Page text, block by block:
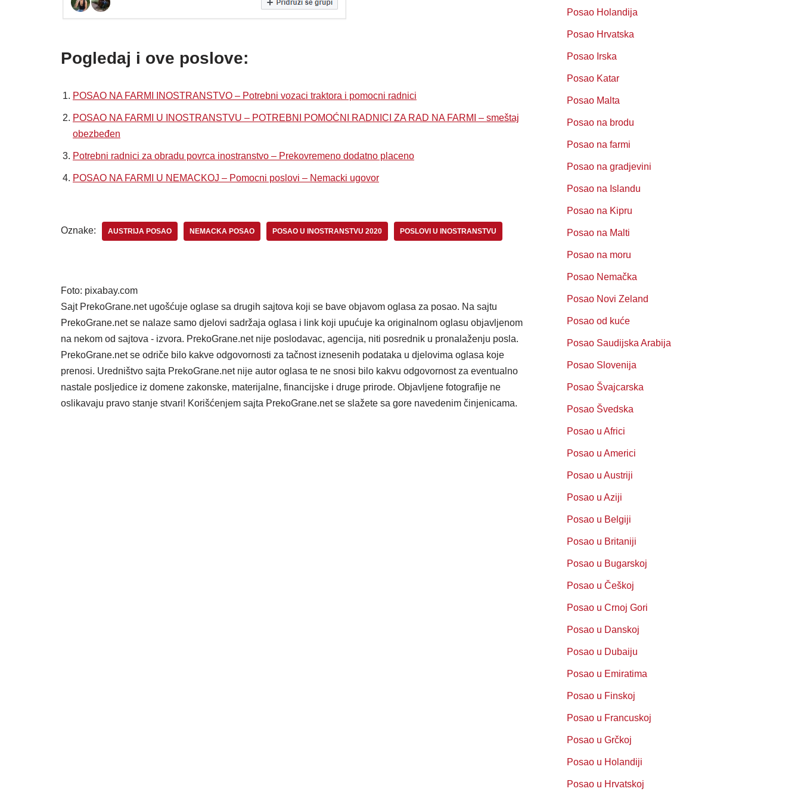
Pogledaj i ove poslove:
POSAO NA FARMI INOSTRANSTVO – Potrebni vozaci traktora i pomocni radnici
POSAO NA FARMI U INOSTRANSTVU – POTREBNI POMOĆNI RADNICI ZA RAD NA FARMI – smeštaj
obezbeđen
Potrebni radnici za obradu povrca inostranstvo – Prekovremeno dodatno placeno
POSAO NA FARMI U NEMACKOJ – Pomocni poslovi – Nemacki ugovor
Oznake: AUSTRIJA POSAO NEMACKA POSAO POSAO U INOSTRANSTVU 2020 POSLOVI U INOSTRANSTVU
Foto: pixabay.com
Sajt PrekoGrane.net ugošćuje oglase sa drugih sajtova koji se bave objavom oglasa za posao. Na sajtu
PrekoGrane.net se nalaze samo djelovi sadržaja oglasa i link koji upućuje ka originalnom oglasu objavljenom
na nekom od sajtova - izvora. PrekoGrane.net nije poslodavac, agencija, niti posrednik u pronalaženju posla.
PrekoGrane.net se odriče bilo kakve odgovornosti za tačnost iznesenih podataka u djelovima oglasa koje
prenosi. Uredništvo sajta PrekoGrane.net nije autor oglasa te ne snosi bilo kakvu odgovornost za eventualno
nastale posljedice iz domene zakonske, materijalne, financijske i druge prirode. Objavljene fotografije ne
oslikavaju pravo stanje stvari! Korišćenjem sajta PrekoGrane.net se slažete sa gore navedenim činjenicama.
Posao Holandija
Posao Hrvatska
Posao Irska
Posao Katar
Posao Malta
Posao na brodu
Posao na farmi
Posao na gradjevini
Posao na Islandu
Posao na Kipru
Posao na Malti
Posao na moru
Posao Nemačka
Posao Novi Zeland
Posao od kuće
Posao Saudijska Arabija
Posao Slovenija
Posao Švajcarska
Posao Švedska
Posao u Africi
Posao u Americi
Posao u Austriji
Posao u Aziji
Posao u Belgiji
Posao u Britaniji
Posao u Bugarskoj
Posao u Češkoj
Posao u Crnoj Gori
Posao u Danskoj
Posao u Dubaiju
Posao u Emiratima
Posao u Finskoj
Posao u Francuskoj
Posao u Grčkoj
Posao u Holandiji
Posao u Hrvatskoj